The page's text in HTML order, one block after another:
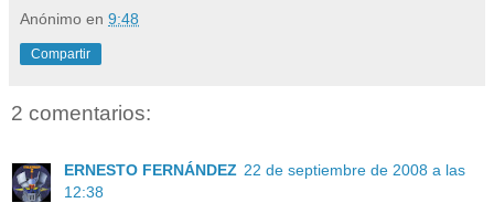
Anónimo en 9:48
Compartir
2 comentarios:
ERNESTO FERNÁNDEZ 22 de septiembre de 2008 a las
12:38